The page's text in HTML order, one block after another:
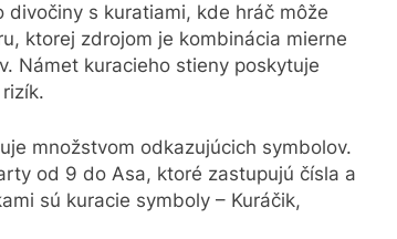
divočiny s kuratiami, kde hráč môže
ktorej zdrojom je kombinácia mierne
Námet kuracieho stieny poskytuje
množstvom odkazujúcich symbolov.
od 9 do Asa, ktoré zastupujú čísla a
sú kuracie symboly – Kuráčik,